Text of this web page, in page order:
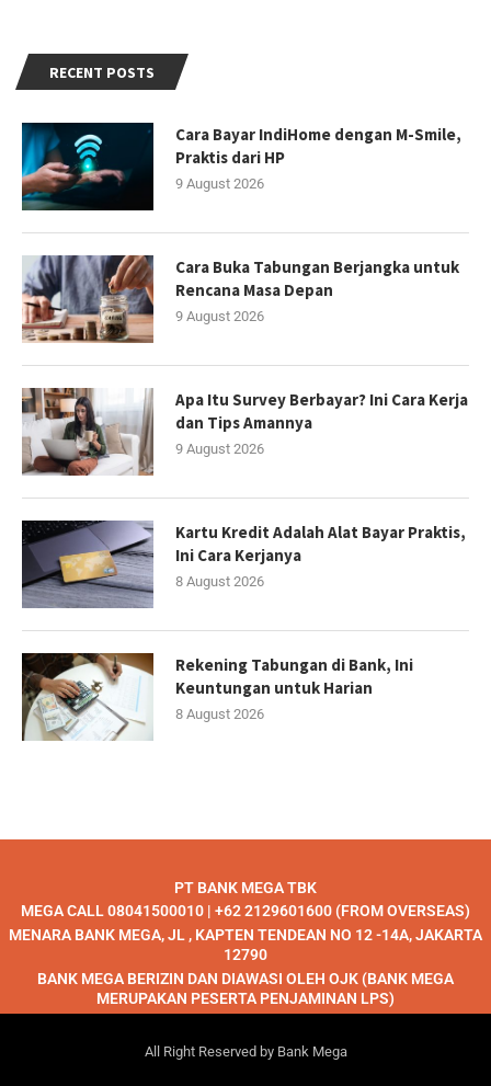
RECENT POSTS
Cara Bayar IndiHome dengan M-Smile,
Praktis dari HP
9 August 2026
Cara Buka Tabungan Berjangka untuk
Rencana Masa Depan
9 August 2026
Apa Itu Survey Berbayar? Ini Cara Kerja
dan Tips Amannya
9 August 2026
Kartu Kredit Adalah Alat Bayar Praktis,
Ini Cara Kerjanya
8 August 2026
Rekening Tabungan di Bank, Ini
Keuntungan untuk Harian
8 August 2026
PT BANK MEGA TBK
MEGA CALL 08041500010 | +62 2129601600 (FROM OVERSEAS)
MENARA BANK MEGA, JL , KAPTEN TENDEAN NO 12 -14A, JAKARTA
12790
BANK MEGA BERIZIN DAN DIAWASI OLEH OJK (BANK MEGA
MERUPAKAN PESERTA PENJAMINAN LPS)
All Right Reserved by Bank Mega